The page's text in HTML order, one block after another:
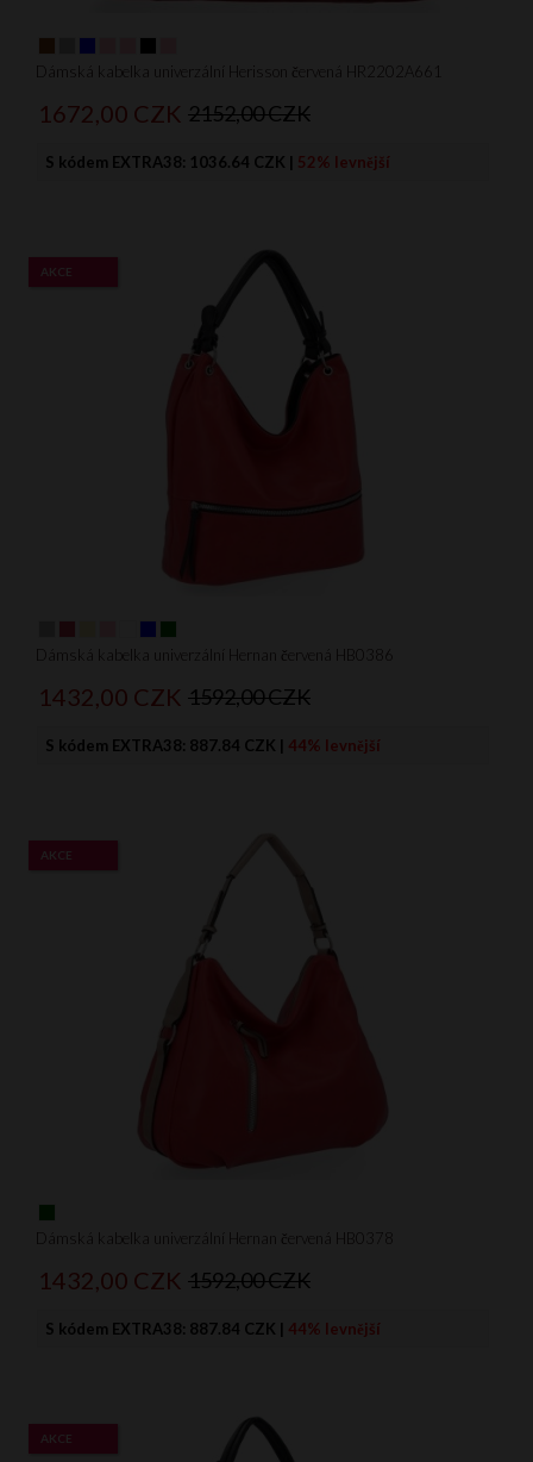
Dámská kabelka univerzální Herisson červená HR2202A661
1672,00 CZK 2152,00 CZK
S kódem EXTRA38: 1036.64 CZK | 52% levnější
Dámská kabelka univerzální Hernan červená HB0386
AKCE
1432,00 CZK 1592,00 CZK
S kódem EXTRA38: 887.84 CZK | 44% levnější
Dámská kabelka univerzální Hernan červená HB0378
AKCE
1432,00 CZK 1592,00 CZK
S kódem EXTRA38: 887.84 CZK | 44% levnější
AKCE